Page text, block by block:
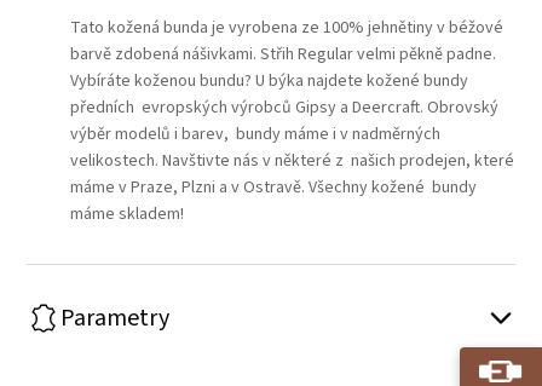
Tato kožená bunda je vyrobena ze 100% jehnětiny v béžové
barvě zdobená nášivkami. Střih Regular velmi pěkně padne.
Vybíráte koženou bundu? U býka najdete kožené bundy
předních evropských výrobců Gipsy a Deercraft. Obrovský
výběr modelů i barev, bundy máme i v nadměrných
velikostech. Navštivte nás v některé z našich prodejen, které
máme v Praze, Plzni a v Ostravě. Všechny kožené bundy
máme skladem!
Parametry